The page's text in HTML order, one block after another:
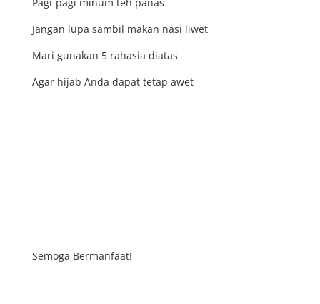
Jangan lupa sambil makan nasi liwet
Mari gunakan 5 rahasia diatas
Agar hijab Anda dapat tetap awet
Semoga Bermanfaat!